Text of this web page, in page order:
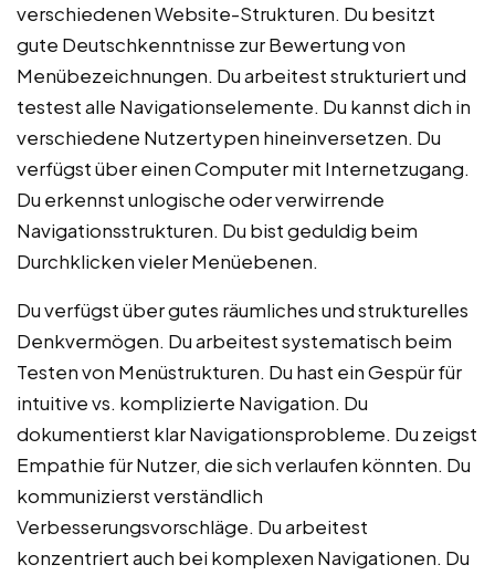
verschiedenen Website-Strukturen. Du besitzt
gute Deutschkenntnisse zur Bewertung von
Menübezeichnungen. Du arbeitest strukturiert und
testest alle Navigationselemente. Du kannst dich in
verschiedene Nutzertypen hineinversetzen. Du
verfügst über einen Computer mit Internetzugang.
Du erkennst unlogische oder verwirrende
Navigationsstrukturen. Du bist geduldig beim
Durchklicken vieler Menüebenen.
Du verfügst über gutes räumliches und strukturelles
Denkvermögen. Du arbeitest systematisch beim
Testen von Menüstrukturen. Du hast ein Gespür für
intuitive vs. komplizierte Navigation. Du
dokumentierst klar Navigationsprobleme. Du zeigst
Empathie für Nutzer, die sich verlaufen könnten. Du
kommunizierst verständlich
Verbesserungsvorschläge. Du arbeitest
konzentriert auch bei komplexen Navigationen. Du